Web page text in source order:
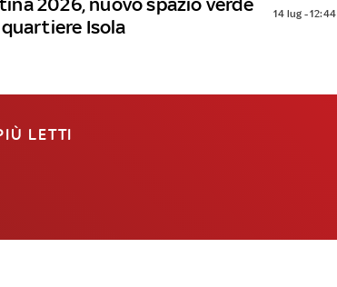
Isola
14 lug - 12:44
LETTI